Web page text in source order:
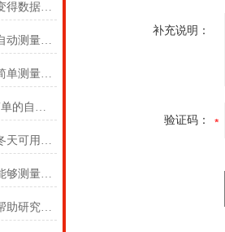
自动雪深监测仪：让环境变得数据清晰
自动雪深监测仪——一款自动测量的自动雪深监测站2025(万象推送)
自动雪深监测站——一款简单测量的自动雪深监测仪2024(万象推送)
2米雪深监测站——一款简单的自动雪深监测仪2024(万象推送)
自动雪深监测站——一款冬天可用的自动雪深监测仪2024(万象推送)
自动雪深监测站——一款能够测量的自动雪深监测仪2024(万象推送)
自动雪深监测仪——一款帮助研究的自动雪深监测站2024(万象推送)
补充说明：
验证码：